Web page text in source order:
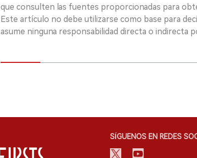
que consulten las fuentes proporcionadas para
Este artículo no debe utilizarse como base para
asume ninguna responsabilidad directa o indirecta
SÍGUENOS EN REDES